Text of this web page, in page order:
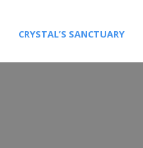
CRYSTAL’S SANCTUARY